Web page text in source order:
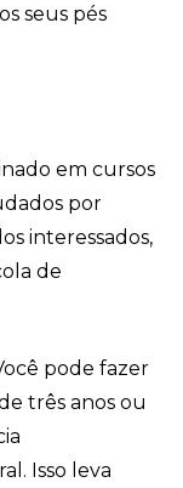
seus pés
em cursos
por
interessados,
de
pode fazer
três anos ou
Isso leva